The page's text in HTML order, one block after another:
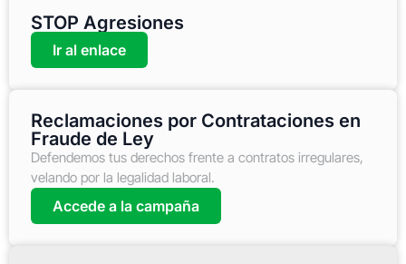
STOP Agresiones
Ir al enlace
Reclamaciones por Contrataciones en
Fraude de Ley
Defendemos tus derechos frente a contratos irregulares,
velando por la legalidad laboral.
Accede a la campaña